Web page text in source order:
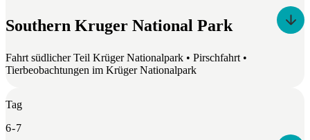
Southern Kruger National Park
Fahrt südlicher Teil Krüger Nationalpark • Pirschfahrt •
Tierbeobachtungen im Krüger Nationalpark
Tag
6 - 7